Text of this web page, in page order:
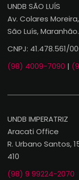
UNDB SÃO LUÍS
Av. Colares
São Luís, Maranhão.
CNPJ: 41.478.561/
(98) 4009-7090 |
UNDB IMPERATRIZ
Aracati Office
R. Urbano Santos,
410
(98) 9 99224-2070